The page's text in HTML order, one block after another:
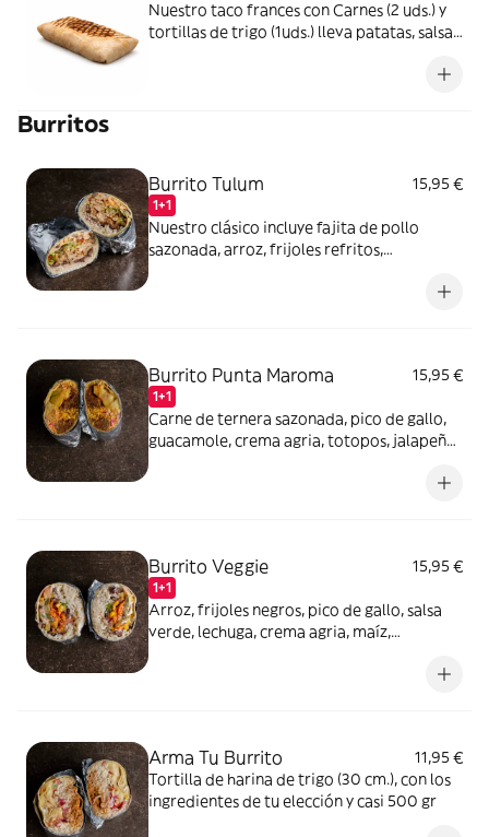
Nuestro taco frances con Carnes (2 uds.) y
tortillas de trigo (1uds.) lleva patatas, salsa
Burritos
Burrito Tulum
1+1
15,95 €
Nuestro clásico incluye fajita de pollo
sazonada, arroz, frijoles refritos,
gallo clásico, lechuga jalapeño, salsa verde
Burrito Punta Maroma
1+1
15,95 €
Carne de ternera sazonada, pico de gallo,
guacamole, crema agria, totopos, jalapeño,
Burrito Veggie
1+1
15,95 €
Arroz, frijoles negros, pico de gallo, salsa
verde, lechuga, crema agria, maíz,
Arma Tu Burrito
11,95 €
Tortilla de harina de trigo (30 cm.), con los
ingredientes de tu elección y casi 500 gr